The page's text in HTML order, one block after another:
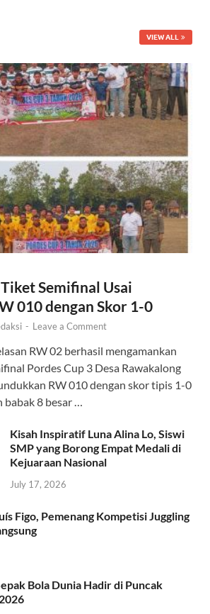
VIEW ALL
Semifinal Usai
010 dengan Skor 1-0
- Leave a Comment
RW 02 berhasil mengamankan
Pordes Cup 3 Desa Rawakalong
RW 010 dengan skor tipis 1-0
8 besar …
Kisah Inspiratif Luna Alina Lo, Siswi
SMP yang Borong Empat Medali di
Kejuaraan Nasional
July 17, 2026
Figo, Pemenang Kompetisi Juggling
Bola Dunia Hadir di Puncak